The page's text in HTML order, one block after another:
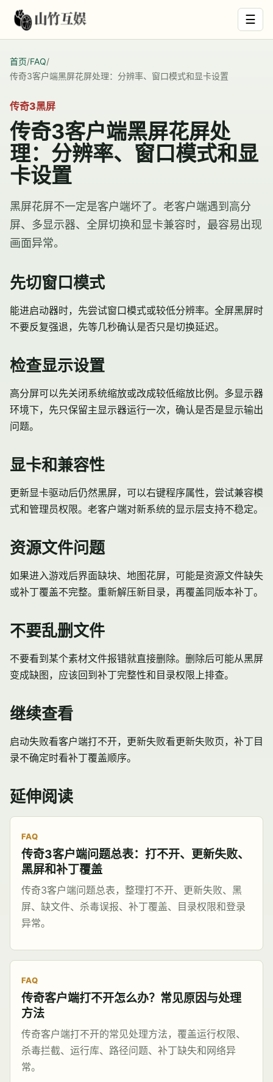
☰
首页/FAQ/
传奇3客户端黑屏花屏处理：分辨率、窗口模式和显卡设置
传奇3黑屏
传奇3客户端黑屏花屏处
理：分辨率、窗口模式和显
卡设置
黑屏花屏不一定是客户端坏了。老客户端遇到高分
屏、多显示器、全屏切换和显卡兼容时，最容易出现
画面异常。
先切窗口模式
能进启动器时，先尝试窗口模式或较低分辨率。全屏黑屏时
不要反复强退，先等几秒确认是否只是切换延迟。
检查显示设置
高分屏可以先关闭系统缩放或改成较低缩放比例。多显示器
环境下，先只保留主显示器运行一次，确认是否是显示输出
问题。
显卡和兼容性
更新显卡驱动后仍然黑屏，可以右键程序属性，尝试兼容模
式和管理员权限。老客户端对新系统的显示层支持不稳定。
资源文件问题
如果进入游戏后界面缺块、地图花屏，可能是资源文件缺失
或补丁覆盖不完整。重新解压新目录，再覆盖同版本补丁。
不要乱删文件
不要看到某个素材文件报错就直接删除。删除后可能从黑屏
变成缺图，应该回到补丁完整性和目录权限上排查。
继续查看
启动失败看客户端打不开，更新失败看更新失败页，补丁目
录不确定时看补丁覆盖顺序。
延伸阅读
FAQ
传奇3客户端问题总表：打不开、更新失败、
黑屏和补丁覆盖
传奇3客户端问题总表，整理打不开、更新失败、黑
屏、缺文件、杀毒误报、补丁覆盖、目录权限和登录
异常。
FAQ
传奇客户端打不开怎么办？常见原因与处理
方法
传奇客户端打不开的常见处理方法，覆盖运行权限、
杀毒拦截、运行库、路径问题、补丁缺失和网络异
常。